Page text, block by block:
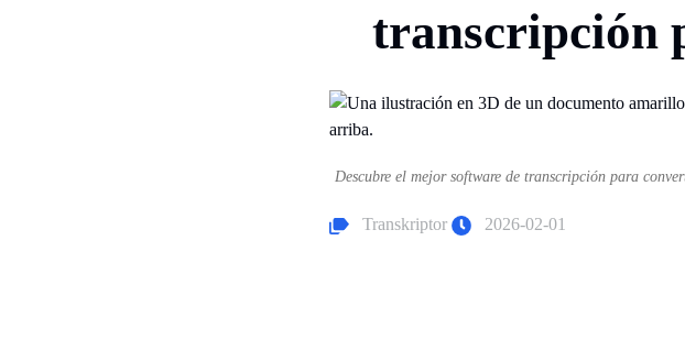
transcripción
Descubre el mejor software de transcripción para
Transkriptor 2026-02-01